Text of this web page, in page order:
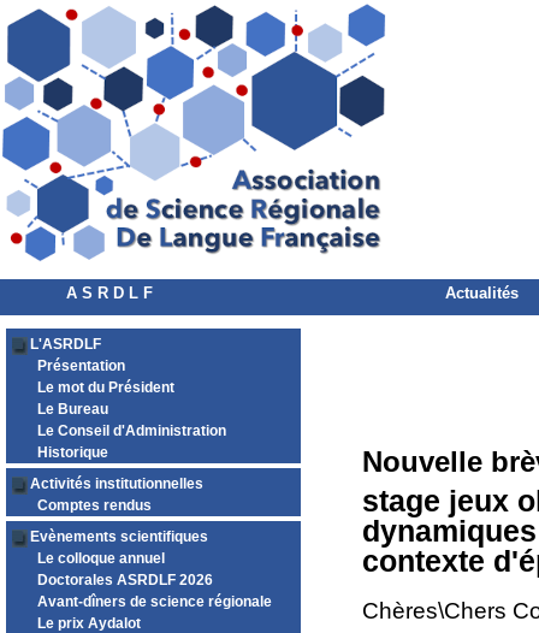
A S R D L F Actualités
L'ASRDLF
Présentation
Le mot du Président
Le Bureau
Le Conseil d'Administration
Historique
Activités institutionnelles
Comptes rendus
Evènements scientifiques
Le colloque annuel
Doctorales ASRDLF 2026
Avant-dîners de science régionale
Le prix Aydalot
Nouvelle
stage jeux
contexte
Chères\Chers